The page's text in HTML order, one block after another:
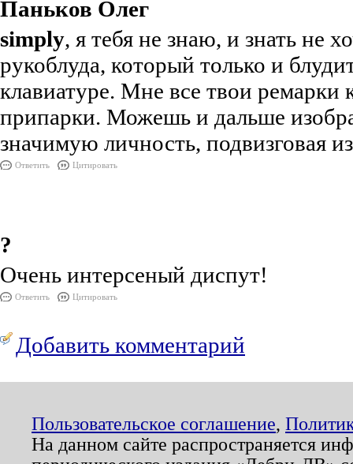
Паньков Олег
simply, я тебя не знаю, и знать не
рукоблуда, который только и
клавиатуре. Мне все твои ремарки
припарки. Можешь и дальше
значимую личность, подвизговая
Ответить Цитировать
?
Очень интерсеный диспут!
Ответить Цитировать
Добавить комментарий
Пользовательское соглашение,
На данном сайте распространяется